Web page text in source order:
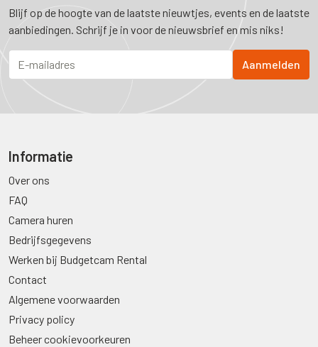
Blijf op de hoogte van de laatste nieuwtjes, events en de laatste
aanbiedingen. Schrijf je in voor de nieuwsbrief en mis niks!
Informatie
Over ons
FAQ
Camera huren
Bedrijfsgegevens
Werken bij Budgetcam Rental
Contact
Algemene voorwaarden
Privacy policy
Beheer cookievoorkeuren